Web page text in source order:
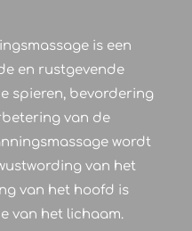
is een
en rustgevende
spieren, bevordering
van de
wordt
van het
van het hoofd is
van het lichaam.